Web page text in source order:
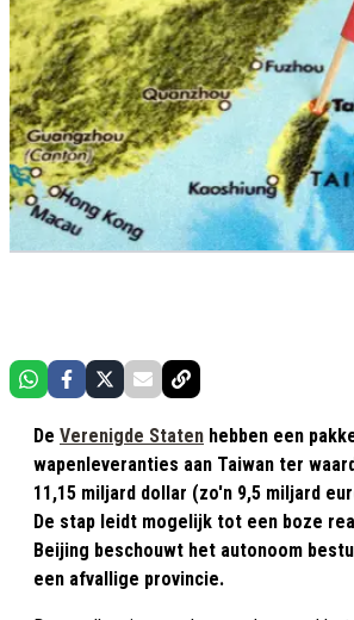
De Verenigde Staten hebben een
wapenleveranties aan Taiwan ter
11,15 miljard dollar (zo'n 9,5 miljard
De stap leidt mogelijk tot een boze
Beijing beschouwt het autonoom
een afvallige provincie.